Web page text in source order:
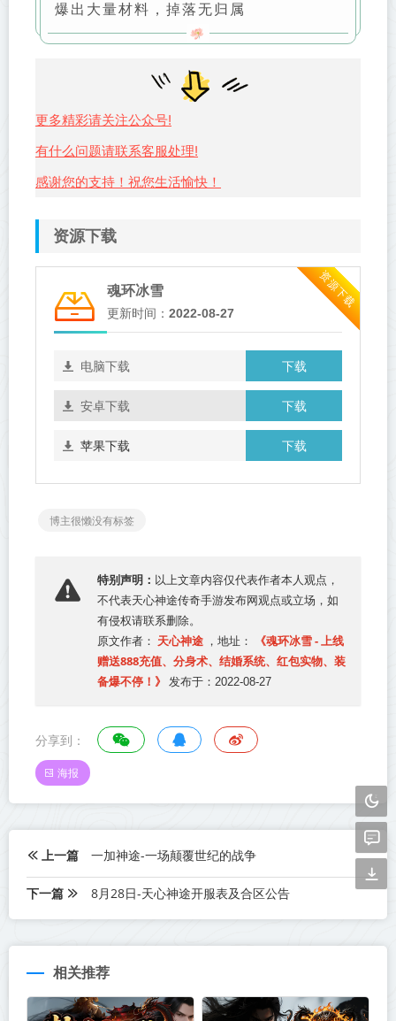
爆出大量材料，掉落无归属
更多精彩请关注公众号!
有什么问题请联系客服处理!
感谢您的支持！祝您生活愉快！
资源下载
资源下载
魂环冰雪
更新时间： 2022-08-27
下载
电脑下载
下载
安卓下载
下载
苹果下载
博主很懒没有标签
特别声明： 以上文章内容仅代表作者本人观点，
不代表天心神途传奇手游发布网观点或立场，如
有侵权请联系删除。
原文作者： 天心神途 ，地址：
《魂环冰雪 - 上线
赠送888充值、分身术、结婚系统、红包实物、装
备爆不停！》
发布于：2022-08-27
分享到：
海报
上一篇 一加神途-一场颠覆世纪的战争
下一篇 8月28日-天心神途开服表及合区公告
相关推荐